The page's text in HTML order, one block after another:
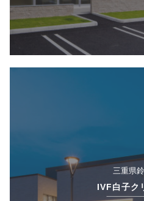
三重県
IVF白子ク